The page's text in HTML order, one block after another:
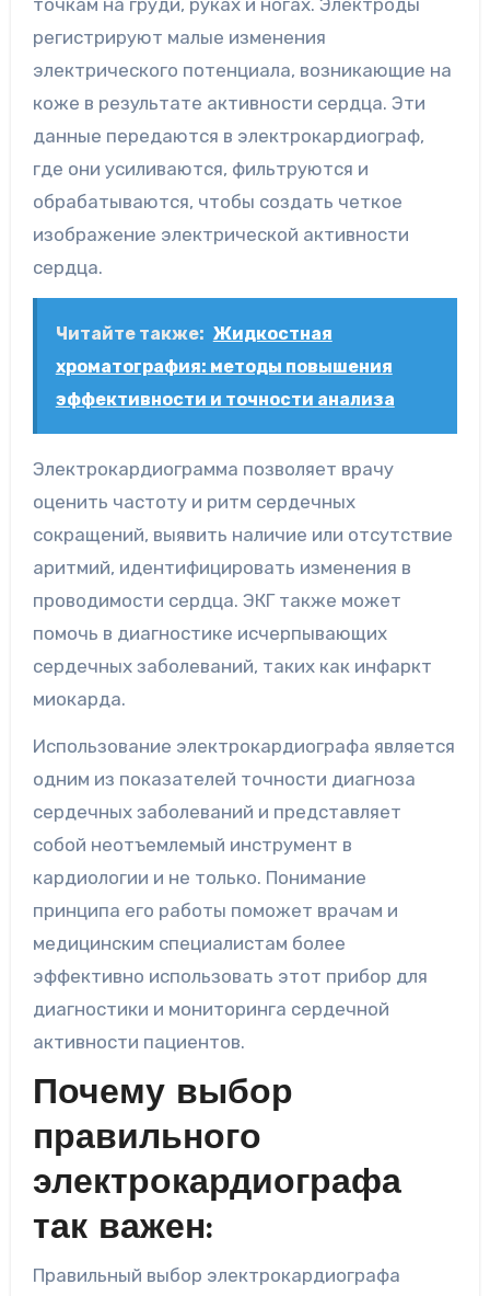
регистрируют малые изменения
электрического потенциала, возникающие на
коже в результате активности сердца. Эти
данные передаются в электрокардиограф,
где они усиливаются, фильтруются и
обрабатываются, чтобы создать четкое
изображение электрической активности
сердца.
Читайте также: Жидкостная
хроматография: методы повышения
эффективности и точности анализа
Электрокардиограмма позволяет врачу
оценить частоту и ритм сердечных
сокращений, выявить наличие или отсутствие
аритмий, идентифицировать изменения в
проводимости сердца. ЭКГ также может
помочь в диагностике исчерпывающих
сердечных заболеваний, таких как инфаркт
миокарда.
Использование электрокардиографа является
одним из показателей точности диагноза
сердечных заболеваний и представляет
собой неотъемлемый инструмент в
кардиологии и не только. Понимание
принципа его работы поможет врачам и
медицинским специалистам более
эффективно использовать этот прибор для
диагностики и мониторинга сердечной
активности пациентов.
Почему выбор
правильного
электрокардиографа
так важен:
Правильный выбор электрокардиографа